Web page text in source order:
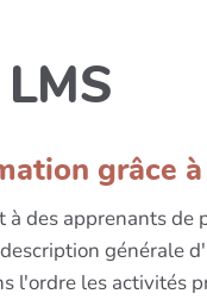
grâce
à des apprenants de
générale
l'ordre les activités